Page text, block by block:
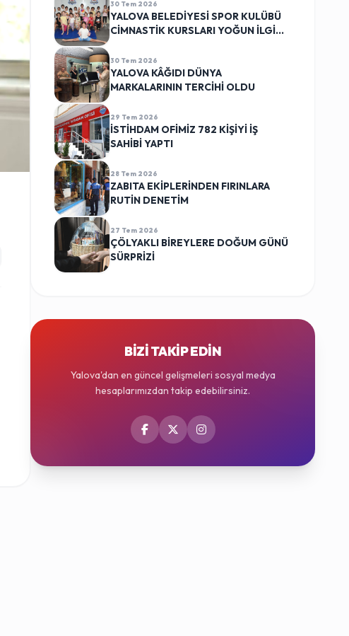
30 Tem 2026
YALOVA BELEDİYESİ SPOR KULÜBÜ
CİMNASTİK KURSLARI YOĞUN İLGİ
30 Tem 2026
YALOVA KÂĞIDI DÜNYA
MARKALARININ TERCİHİ OLDU
29 Tem 2026
İSTİHDAM OFİMİZ 782 KİŞİYİ İŞ
SAHİBİ YAPTI
28 Tem 2026
ZABITA EKİPLERİNDEN FIRINLARA
RUTİN DENETİM
27 Tem 2026
ÇÖLYAKLI BİREYLERE DOĞUM GÜNÜ
SÜRPRİZİ
BIZI TAKIP EDIN
Yalova'dan en güncel gelişmeleri sosyal medya
hesaplarımızdan takip edebilirsiniz.